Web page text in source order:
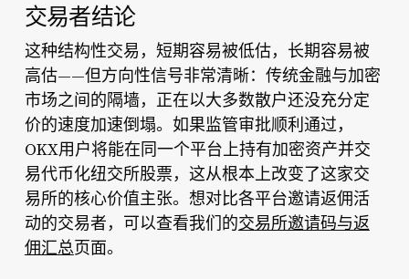
交易者结论
这种结构性交易，短期容易被低估，长期容易被
高估——但方向性信号非常清晰：传统金融与加密
市场之间的隔墙，正在以大多数散户还没充分定
价的速度加速倒塌。如果监管审批顺利通过，
OKX用户将能在同一个平台上持有加密资产并交
易代币化纽交所股票，这从根本上改变了这家交
易所的核心价值主张。想对比各平台邀请返佣活
动的交易者，可以查看我们的交易所邀请码与返
佣汇总页面。